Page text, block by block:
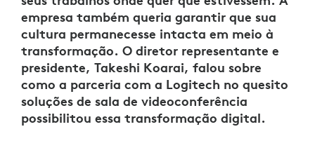
empresa também queria garantir que sua
cultura permanecesse intacta em meio à
transformação. O diretor representante e
presidente, Takeshi Koarai, falou sobre
como a parceria com a Logitech no quesito
soluções de sala de videoconferência
possibilitou essa transformação digital.